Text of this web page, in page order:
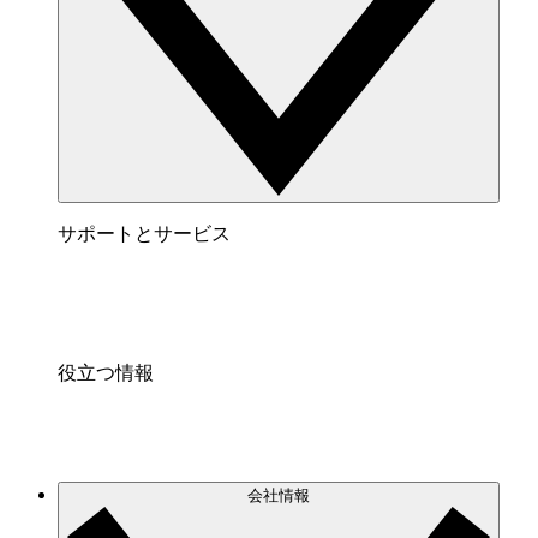
サポートとサービス
役立つ情報
会社情報